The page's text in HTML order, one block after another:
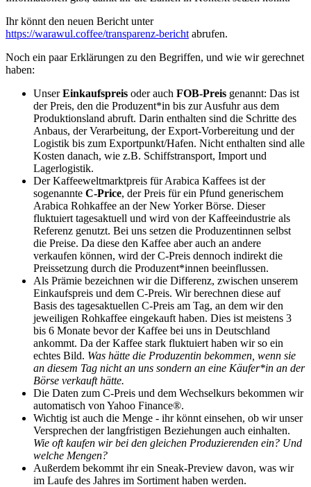
Ihr könnt den neuen Bericht unter
https://warawul.coffee/transparenz-bericht abrufen.
Noch ein paar Erklärungen zu den Begriffen, und wie wir gerechnet
haben:
UnserEinkaufspreis oder auch FOB-Preis genannt: Das ist
der Preis, den die Produzent*in bis zur Ausfuhr aus dem
Produktionsland abruft. Darin enthalten sind die Schritte des
Anbaus, der Verarbeitung, der Export-Vorbereitung und der
Logistik bis zum Exportpunkt/Hafen. Nicht enthalten sind alle
Kosten danach, wie z.B. Schiffstransport, Import und
Lagerlogistik.
Der Kaffeeweltmarktpreis für Arabica Kaffees ist der
sogenannte C-Price, der Preis für ein Pfund generischem
Arabica Rohkaffee an der New Yorker Börse. Dieser
fluktuiert tagesaktuell und wird von der Kaffeeindustrie als
Referenz genutzt. Bei uns setzen die Produzentinnen selbst
die Preise. Da diese den Kaffee aber auch an andere
verkaufen können, wird der C-Preis dennoch indirekt die
Preissetzung durch die Produzent*innen beeinflussen.
Als Prämie bezeichnen wir die Differenz, zwischen unserem
Einkaufspreis und dem C-Preis. Wir berechnen diese auf
Basis des tagesaktuellen C-Preis am Tag, an dem wir den
jeweiligen Rohkaffee eingekauft haben. Dies ist meistens 3
bis 6 Monate bevor der Kaffee bei uns in Deutschland
ankommt. Da der Kaffee stark fluktuiert haben wir so ein
echtes Bild. Was hätte die Produzentin bekommen, wenn sie
an diesem Tag nicht an uns sondern an eine Käufer*in an der
Börse verkauft hätte.
Die Daten zum C-Preis und dem Wechselkurs bekommen wir
automatisch von Yahoo Finance®.
Wichtig ist auch die Menge - ihr könnt einsehen, ob wir unser
Versprechen der langfristigen Beziehungen auch einhalten.
Wie oft kaufen wir bei den gleichen Produzierenden ein? Und
welche Mengen?
Außerdem bekommt ihr ein Sneak-Preview davon, was wir
im Laufe des Jahres im Sortiment haben werden.